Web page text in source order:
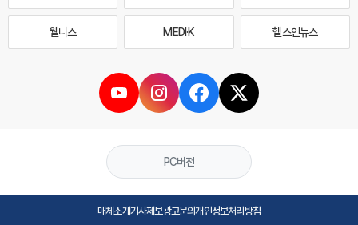
웰니스 MEDI·K 헬스인뉴스
PC버전
매체소개기사제보광고문의개인정보처리방침